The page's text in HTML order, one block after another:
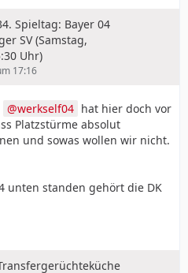
Spieltag: Bayer 04
SV (Samstag,
Uhr)
17:16
werkself04 hat hier doch vor
Platzstürme absolut
und sowas wollen wir nicht.
unten standen gehört die DK